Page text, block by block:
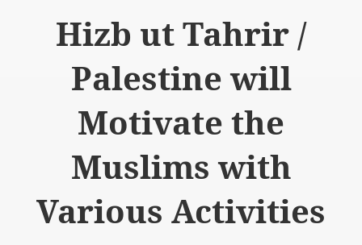
Hizb ut Tahrir /
Palestine will
Motivate the
Muslims with
Various Activities